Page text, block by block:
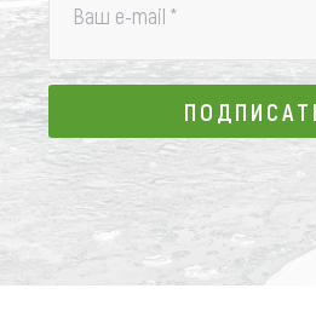
Ваш e-mail *